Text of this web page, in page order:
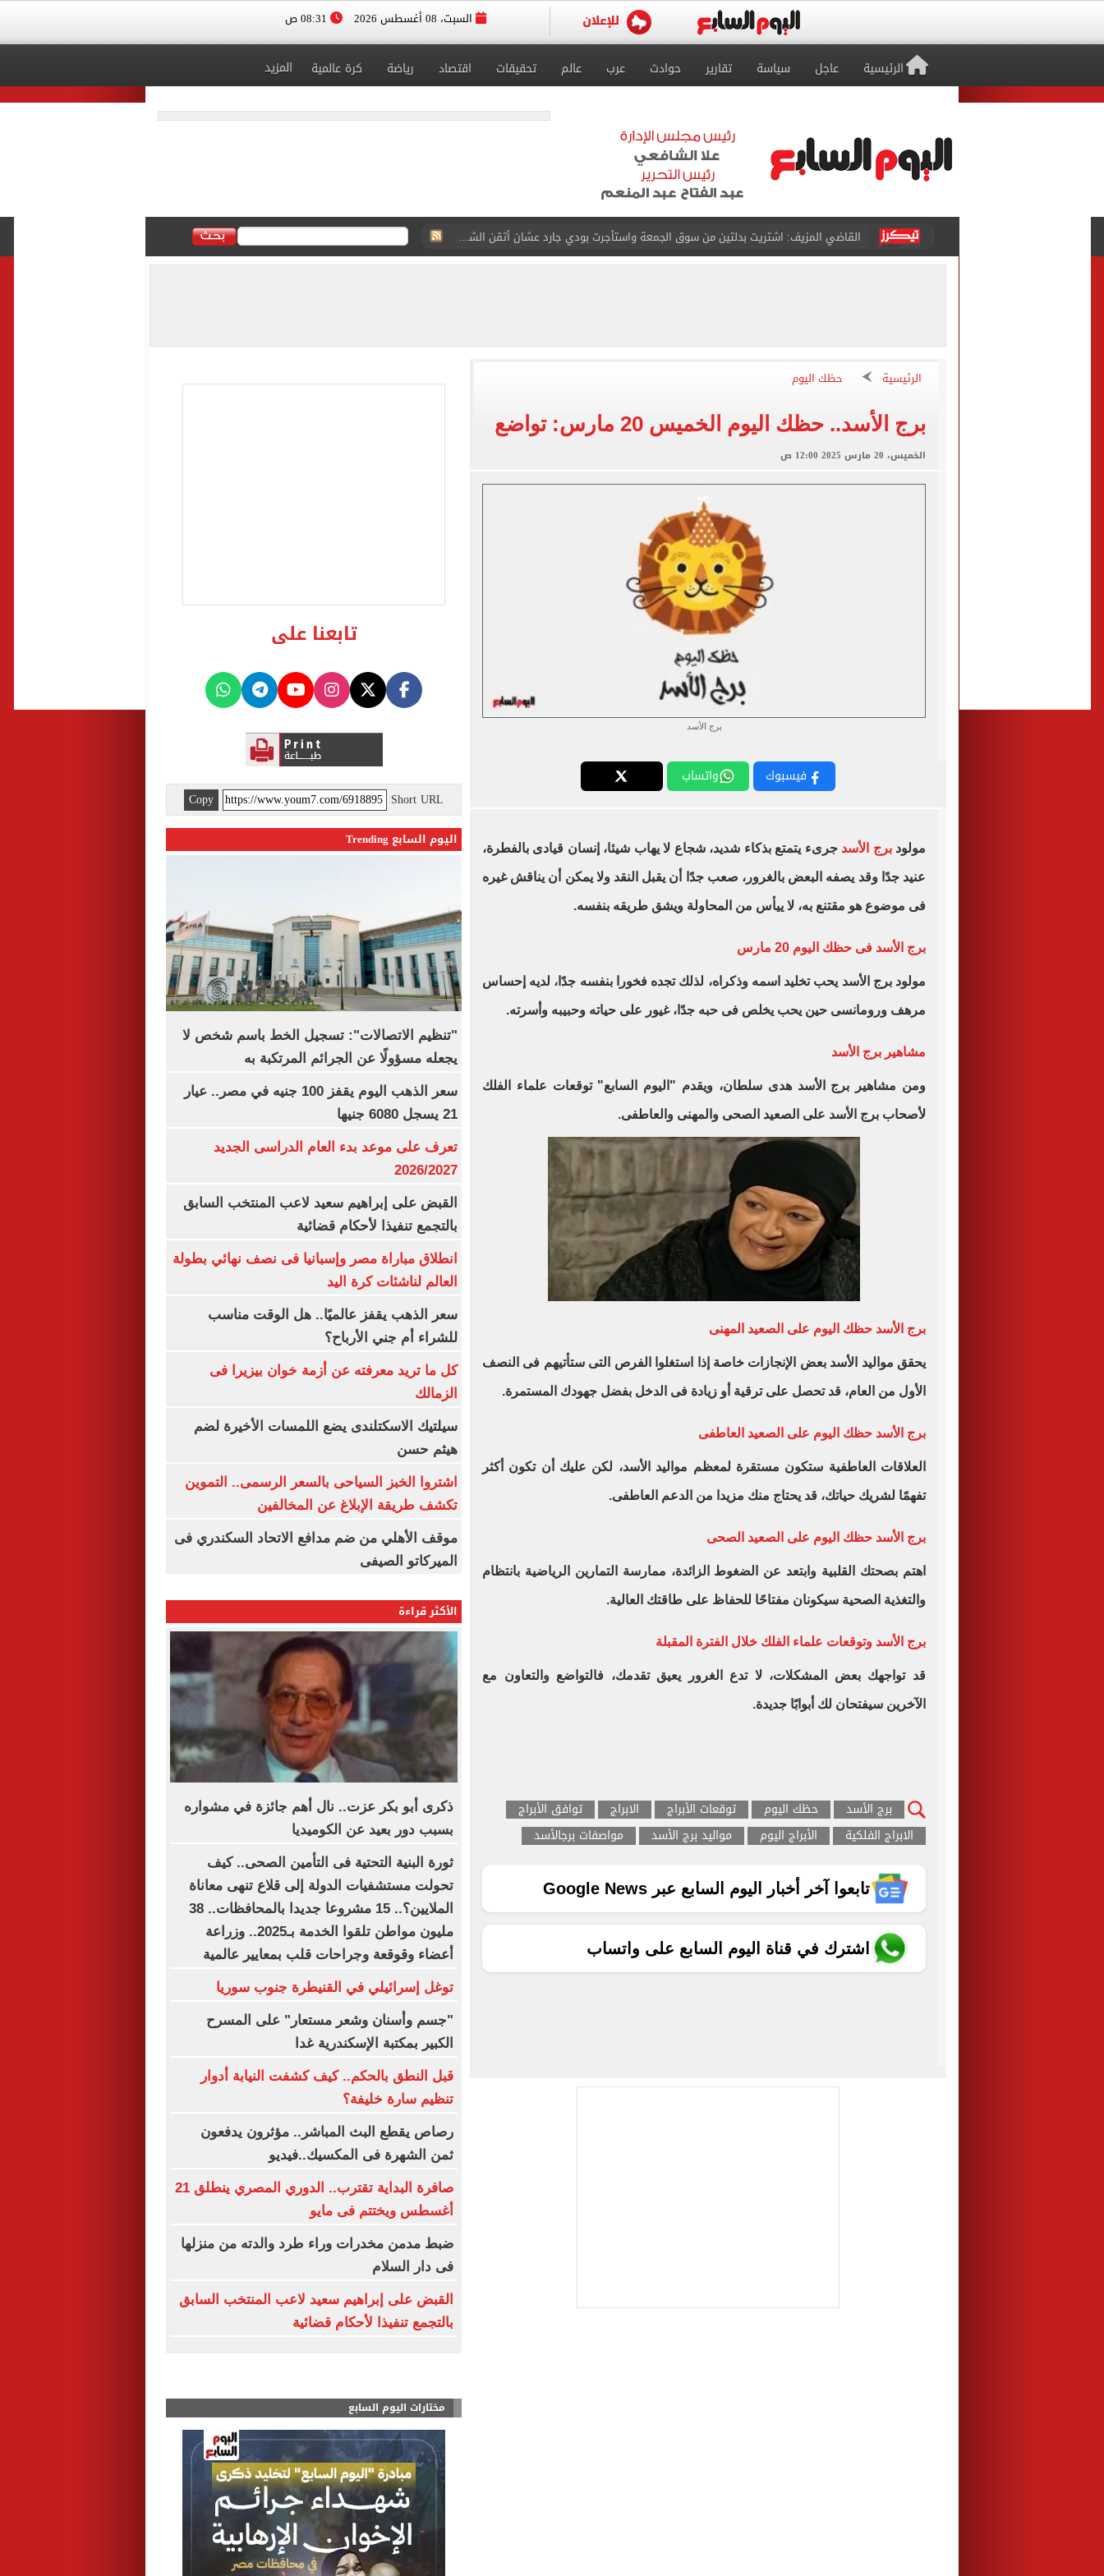
السبت، 08 أغسطس 2026
الرئيسية عاجل سياسة تقارير حوادث عرب عالم تحقيقات اقتصاد رياضة كرة عالمية المزيد
برشلونة يطرح تذاكر مواجهة الأهلي على كأس خوان جامبر
"تنظيم الاتصالات": تسجيل الخط باسم شخص لا يجعله مسؤولًا عن الجرائم المرتكبة به
مشاهد ساحرة على شاطئ رأس البر في أجواء صيفية مميزة.. فيديو
الكشف عن قصر محمد صلاح الفاخر فى طرابزون.. صور
الرئيسية حظك اليوم
برج الأسد.. حظك اليوم الخميس 20 مارس: تواضع
الخميس، 20 مارس 2025 12:00 ص
برج الأسد
فيسبوك واتساب
مولود برج الأسد جرىء يتمتع بذكاء شديد، شجاع لا يهاب شيئا، إنسان قيادى بالفطرة،
عنيد جدًا وقد يصفه البعض بالغرور، صعب جدًا أن يقبل النقد ولا يمكن أن يناقش غيره
فى موضوع هو مقتنع به، لا ييأس من المحاولة ويشق طريقه بنفسه.
برج الأسد فى حظك اليوم 20 مارس
مولود برج الأسد يحب تخليد اسمه وذكراه، لذلك تجده فخورا بنفسه جدًا، لديه إحساس
مرهف ورومانسى حين يحب يخلص فى حبه جدًا، غيور على حياته وحبيبه وأسرته.
مشاهير برج الأسد
ومن مشاهير برج الأسد هدى سلطان، ويقدم "اليوم السابع" توقعات علماء الفلك
لأصحاب برج الأسد على الصعيد الصحى والمهنى والعاطفى.
برج الأسد حظك اليوم على الصعيد المهنى
يحقق مواليد الأسد بعض الإنجازات خاصة إذا استغلوا الفرص التى ستأتيهم فى النصف
الأول من العام، قد تحصل على ترقية أو زيادة فى الدخل بفضل جهودك المستمرة.
برج الأسد حظك اليوم على الصعيد العاطفى
العلاقات العاطفية ستكون مستقرة لمعظم مواليد الأسد، لكن عليك أن تكون أكثر
تفهمًا لشريك حياتك، قد يحتاج منك مزيدا من الدعم العاطفى.
برج الأسد حظك اليوم على الصعيد الصحى
اهتم بصحتك القلبية وابتعد عن الضغوط الزائدة، ممارسة التمارين الرياضية بانتظام
والتغذية الصحية سيكونان مفتاحًا للحفاظ على طاقتك العالية.
برج الأسد وتوقعات علماء الفلك خلال الفترة المقبلة
قد تواجهك بعض المشكلات، لا تدع الغرور يعيق تقدمك، فالتواضع والتعاون مع
الآخرين سيفتحان لك أبوابًا جديدة.
برج الأسد حظك اليوم توقعات الأبراج الابراج
توافق الأبراج
الابراج الفلكية
الأبراج اليوم مواليد برج الأسد مواصفات برجالأسد
تابعوا آخر أخبار اليوم السابع عبر Google News
اشترك في قناة اليوم السابع على واتساب
تابعنا على
Short URL
Copy
اليوم السابع Trending
"تنظيم الاتصالات": تسجيل الخط باسم شخص لا
يجعله مسؤولًا عن الجرائم المرتكبة به
سعر الذهب اليوم يقفز 100 جنيه في مصر.. عيار
21 يسجل 6080 جنيها
تعرف على موعد بدء العام الدراسى الجديد
2026/2027
القبض على إبراهيم سعيد لاعب المنتخب السابق
بالتجمع تنفيذا لأحكام قضائية
انطلاق مباراة مصر وإسبانيا فى نصف نهائي بطولة
العالم لناشئات كرة اليد
سعر الذهب يقفز عالميًا.. هل الوقت مناسب
للشراء أم جني الأرباح؟
كل ما تريد معرفته عن أزمة خوان بيزيرا فى
الزمالك
سيلتيك الاسكتلندى يضع اللمسات الأخيرة لضم
هيثم حسن
اشتروا الخبز السياحى بالسعر الرسمى.. التموين
تكشف طريقة الإبلاغ عن المخالفين
موقف الأهلي من ضم مدافع الاتحاد السكندري فى
الميركاتو الصيفى
الأكثر قراءة
ذكرى أبو بكر عزت.. نال أهم جائزة في مشواره
بسبب دور بعيد عن الكوميديا
ثورة البنية التحتية فى التأمين الصحى.. كيف
تحولت مستشفيات الدولة إلى قلاع تنهى معاناة
الملايين؟.. 15 مشروعا جديدا بالمحافظات.. 38
مليون مواطن تلقوا الخدمة بـ2025.. وزراعة
أعضاء وقوقعة وجراحات قلب بمعايير عالمية
توغل إسرائيلي في القنيطرة جنوب سوريا
"جسم وأسنان وشعر مستعار" على المسرح
الكبير بمكتبة الإسكندرية غدا
قبل النطق بالحكم.. كيف كشفت النيابة أدوار
تنظيم سارة خليفة؟
رصاص يقطع البث المباشر.. مؤثرون يدفعون
ثمن الشهرة فى المكسيك..فيديو
صافرة البداية تقترب.. الدوري المصري ينطلق 21
أغسطس ويختتم فى مايو
ضبط مدمن مخدرات وراء طرد والدته من منزلها
فى دار السلام
القبض على إبراهيم سعيد لاعب المنتخب السابق
بالتجمع تنفيذا لأحكام قضائية
مختارات اليوم السابع